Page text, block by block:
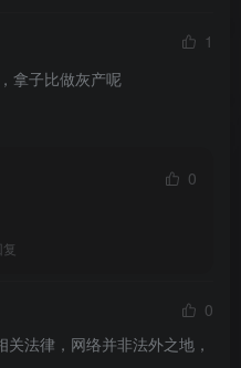
1
拿子比做灰产呢
0
0
法律，网络并非法外之地，